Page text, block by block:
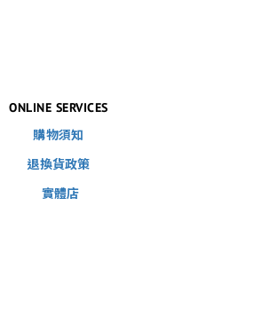
ONLINE SERVICES
購物須知
退換貨政策
實體店